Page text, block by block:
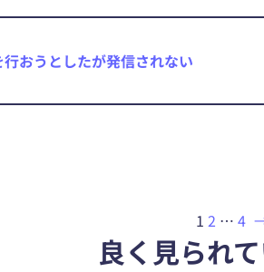
おうとしたが発信されない
1 2 … 4
良く見られ